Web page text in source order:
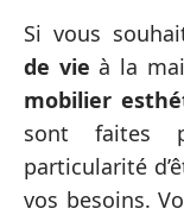
Si vous
de vie à la
mobilier
sont faites
particularité
vos besoins.